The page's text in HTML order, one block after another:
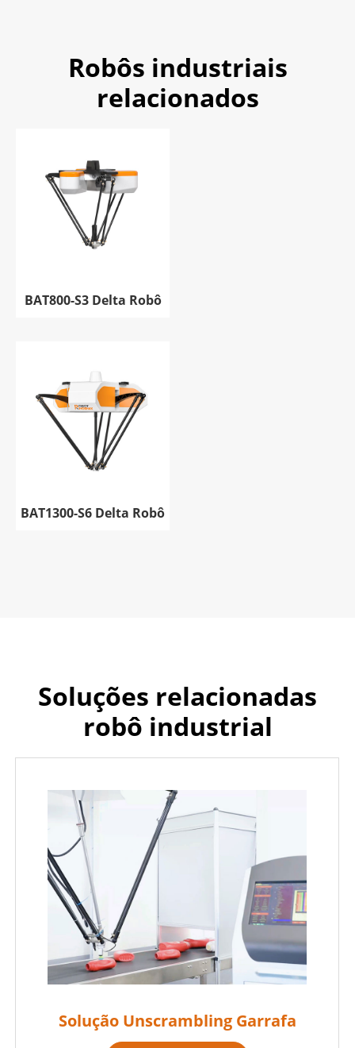
Robôs industriais
relacionados
BAT800-S3 Delta Robô
BAT1300-S6 Delta Robô
Soluções relacionadas
robô industrial
Solução Unscrambling Garrafa